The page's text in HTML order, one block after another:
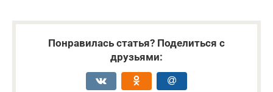
Понравилась статья? Поделиться с
друзьями: